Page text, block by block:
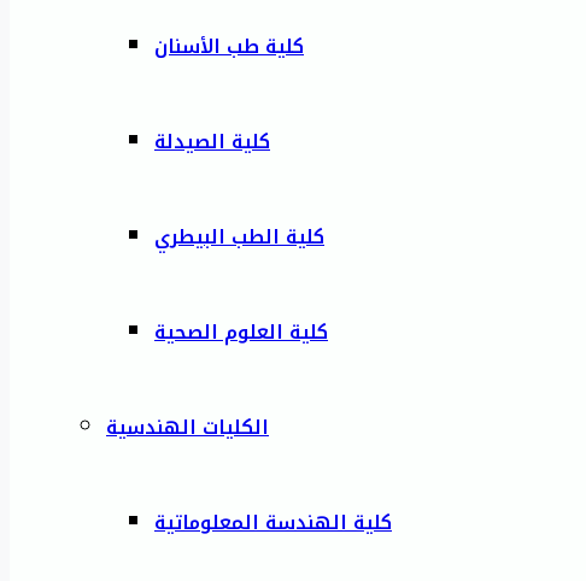
كلية طب الأسنان
كلية الصيدلة
كلية الطب البيطري
كلية العلوم الصحية
الكليات الهندسية
كلية الهندسة المعلوماتية